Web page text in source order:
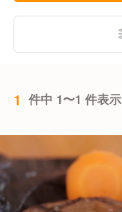
1 件中 1〜1 件表示